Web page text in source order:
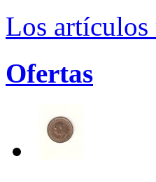
Los artículos
Ofertas